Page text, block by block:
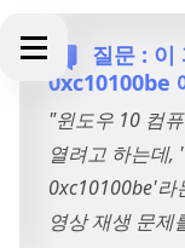
질문 : 이
0xc10100be
"윈도우 10 컴
열려고 하는데,
0xc10100be'라
영상 재생 문제